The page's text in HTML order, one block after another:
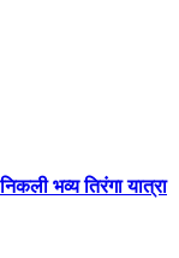
भव्य तिरंगा यात्रा